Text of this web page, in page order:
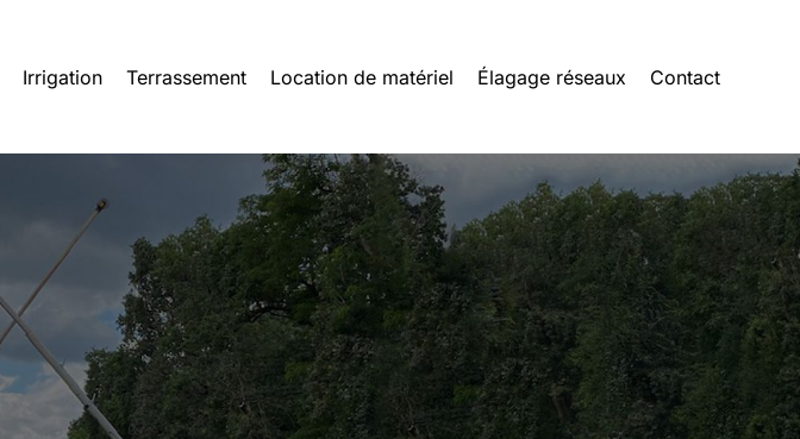
Irrigation Terrassement Location de matériel Élagage réseaux Contact